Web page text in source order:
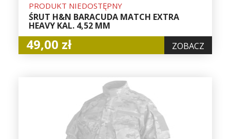
PRODUKT NIEDOSTĘPNY
ŚRUT H&N BARACUDA MATCH EXTRA
HEAVY KAL. 4,52 MM
49,00 zł ZOBACZ